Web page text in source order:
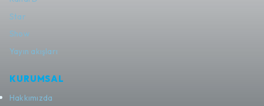
Star
Show
Yayın akışları
KURUMSAL
Hakkımızda